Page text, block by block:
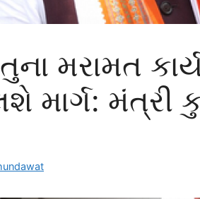
મરામત
માર્ગ: મંત્રી